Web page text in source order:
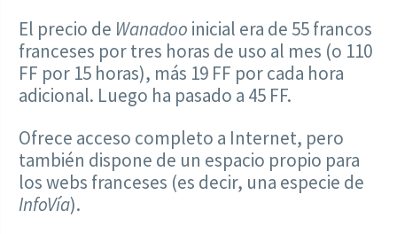
El precio de Wanadoo inicial era de 55 francos
franceses por tres horas de uso al mes (o 110
FF por 15 horas), más 19 FF por cada hora
adicional. Luego ha pasado a 45 FF.
Ofrece acceso completo a Internet, pero
también dispone de un espacio propio para
los webs franceses (es decir, una especie de
InfoVía).